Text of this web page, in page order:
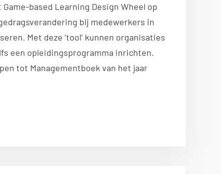
based Learning Design Wheel op
bij medewerkers in
Met deze ’tool’ kunnen organisaties
een opleidingsprogramma inrichten.
tot Managementboek van het jaar